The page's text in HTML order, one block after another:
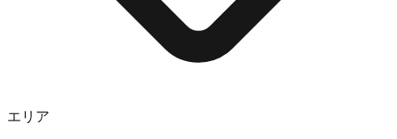
エリア